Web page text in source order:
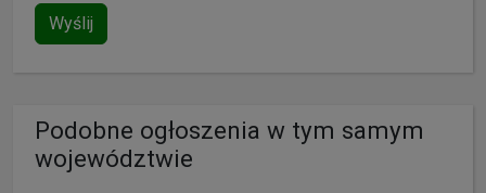
Wyślij
Podobne ogłoszenia w tym samym
województwie